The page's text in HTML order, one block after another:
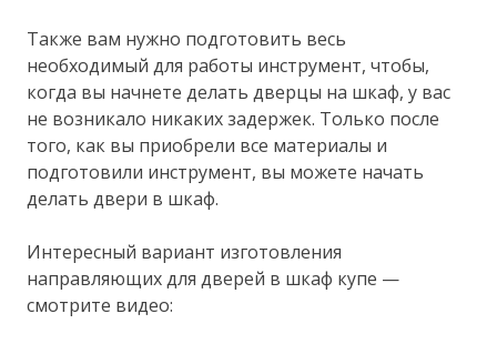
Также вам нужно подготовить весь
необходимый для работы инструмент, чтобы,
когда вы начнете делать дверцы на шкаф, у вас
не возникало никаких задержек. Только после
того, как вы приобрели все материалы и
подготовили инструмент, вы можете начать
делать двери в шкаф.
Интересный вариант изготовления
направляющих для дверей в шкаф купе —
смотрите видео: